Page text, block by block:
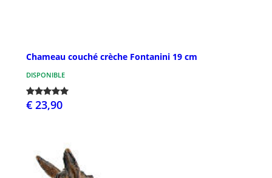
Chameau couché crèche Fontanini 19 cm
DISPONIBLE
€ 23,90